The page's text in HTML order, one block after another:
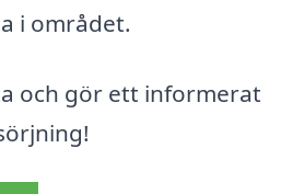
i området.
och gör ett informerat